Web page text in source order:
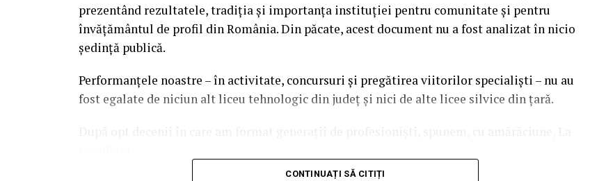
prezentând rezultatele, tradiția și importanța instituției pentru comunitate și pentru
învățământul de profil din România. Din păcate, acest document nu a fost analizat în nicio
ședință publică.
Performanțele noastre – în activitate, concursuri și pregătirea viitorilor specialiști – nu au
fost egalate de niciun alt liceu tehnologic din județ și nici de alte licee silvice din țară.
CONTINUAȚI SĂ CITIȚI